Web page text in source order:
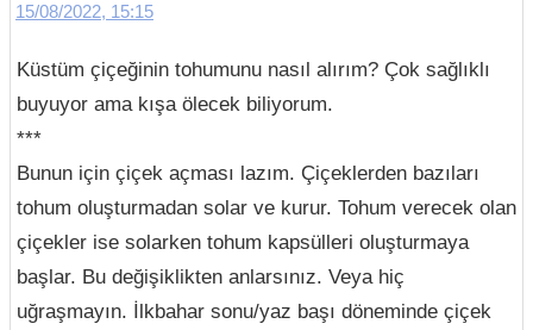
15/08/2022, 15:15
Küstüm çiçeğinin tohumunu nasıl alırım? Çok sağlıklı
buyuyor ama kışa ölecek biliyorum.
***
Bunun için çiçek açması lazım. Çiçeklerden bazıları
tohum oluşturmadan solar ve kurur. Tohum verecek olan
çiçekler ise solarken tohum kapsülleri oluşturmaya
başlar. Bu değişiklikten anlarsınız. Veya hiç
uğraşmayın. İlkbahar sonu/yaz başı döneminde çiçek